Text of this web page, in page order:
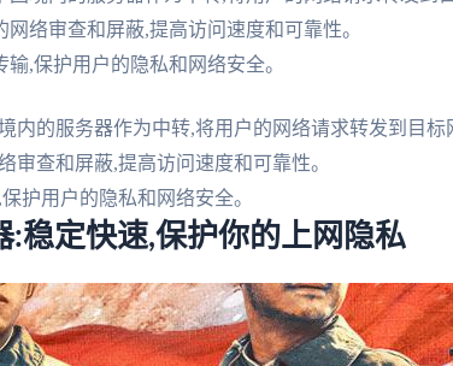
网络审查和屏蔽,提高访问速度和可靠性。
输,保护用户的隐私和网络安全。
内的服务器作为中转,将用户的网络请求转发到目标
审查和屏蔽,提高访问速度和可靠性。
护用户的隐私和网络安全。
:稳定快速,保护你的上网隐私